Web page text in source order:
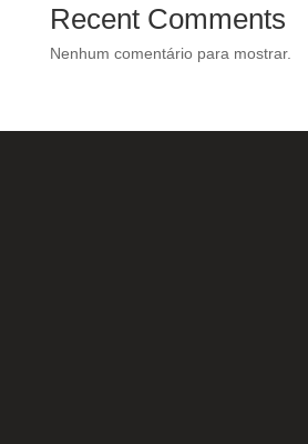
Recent Comments
Nenhum comentário para mostrar.